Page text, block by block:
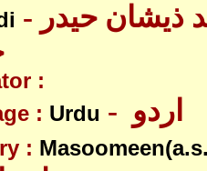
- علامہ سیّد ذیشان حیدر
:
: Urdu
: